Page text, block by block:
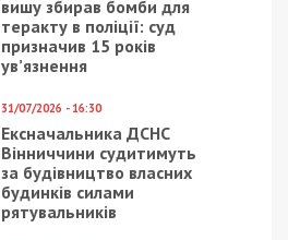
вишу збирав бомби для
теракту в поліції: суд
призначив 15 років
ув’язнення
31/07/2026 - 16:30
Ексначальника ДСНС
Вінниччини судитимуть
за будівництво власних
будинків силами
рятувальників